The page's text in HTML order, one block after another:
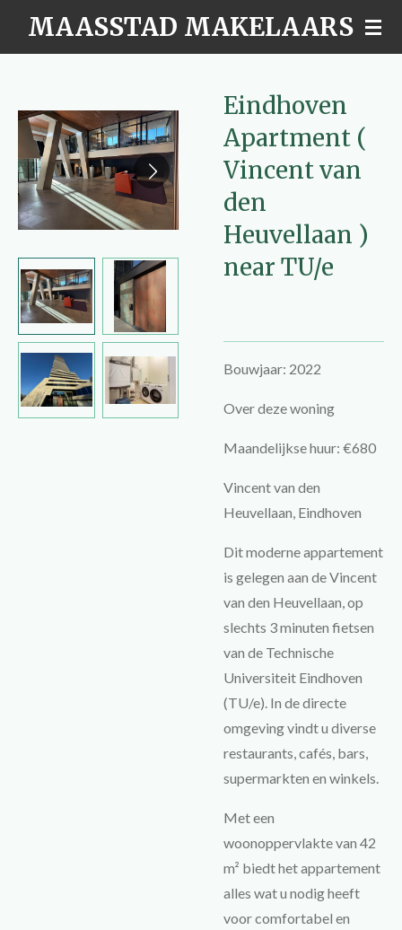
hoofdinhoud
MAASSTAD MAKELAARS
Eindhoven
Apartment (
Vincent van
den
Heuvellaan )
near TU/e
Bouwjaar: 2022
Over deze woning
Maandelijkse huur: €680
Vincent van den
Heuvellaan, Eindhoven
Dit moderne appartement
is gelegen aan de Vincent
van den Heuvellaan, op
slechts 3 minuten fietsen
van de Technische
Universiteit Eindhoven
(TU/e). In de directe
omgeving vindt u diverse
restaurants, cafés, bars,
supermarkten en winkels.
Met een
woonoppervlakte van 42
m² biedt het appartement
alles wat u nodig heeft
voor comfortabel en